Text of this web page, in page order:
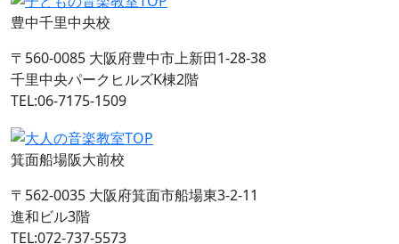
豊中千里中央校
〒560-0085 大阪府豊中市上新田1-28-38
千里中央パークヒルズK棟2階
TEL:06-7175-1509
箕面船場阪大前校
〒562-0035 大阪府箕面市船場東3-2-11
進和ビル3階
TEL:072-737-5573